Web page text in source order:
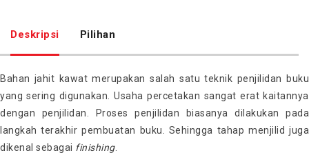
Deskripsi Pilihan
Bahan jahit kawat merupakan salah satu teknik penjilidan buku
yang sering digunakan. Usaha percetakan sangat erat kaitannya
dengan penjilidan. Proses penjilidan biasanya dilakukan pada
langkah terakhir pembuatan buku. Sehingga tahap menjilid juga
dikenal sebagai finishing.